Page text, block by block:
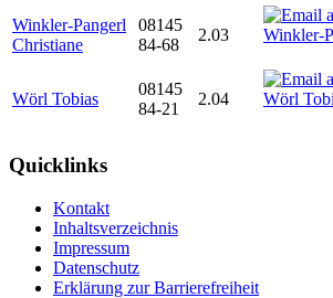
Winkler-Pangerl
Christiane
08145
84-68
2.03
Wörl Tobias
08145
84-21
2.04
Quicklinks
Kontakt
Inhaltsverzeichnis
Impressum
Datenschutz
Erklärung zur Barrierefreiheit